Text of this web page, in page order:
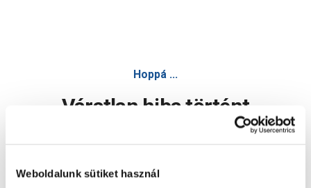
Weboldalunk sütiket használ
Hoppá ...
Váratlan hiba történt